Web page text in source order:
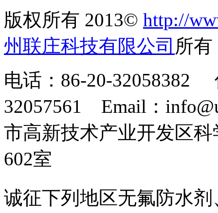
版权所有 2013© http://
州联庄科技有限公司 所
电话：86-20-32058382
32057561 Email：
市高新技术产业开发区
602室
诚征下列地区无氟防水